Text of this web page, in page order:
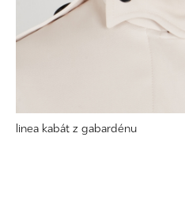
linea kabát z gabardénu